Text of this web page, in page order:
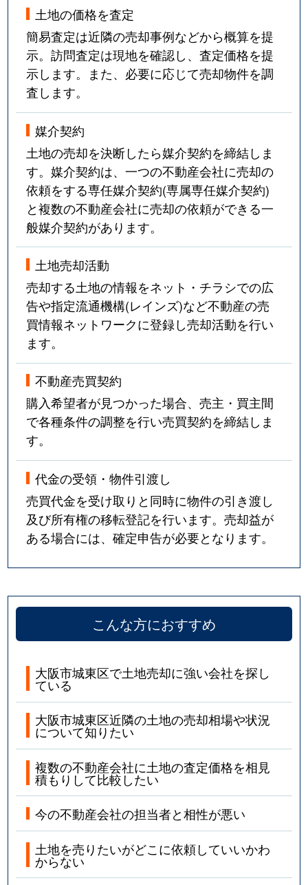
土地の価格を査定
簡易査定は近隣の売却事例などから概算を提
示。訪問査定は現地を確認し、査定価格を提
示します。また、必要に応じて売却物件を調
査します。
媒介契約
土地の売却を決断したら媒介契約を締結しま
す。媒介契約は、一つの不動産会社に売却の
依頼をする専任媒介契約(専属専任媒介契約)
と複数の不動産会社に売却の依頼ができる一
般媒介契約があります。
土地売却活動
売却する土地の情報をネット・チラシでの広
告や指定流通機構(レインズ)など不動産の売
買情報ネットワークに登録し売却活動を行い
ます。
不動産売買契約
購入希望者が見つかった場合、売主・買主間
で各種条件の調整を行い売買契約を締結しま
す。
代金の受領・物件引渡し
売買代金を受け取りと同時に物件の引き渡し
及び所有権の移転登記を行います。売却益が
ある場合には、確定申告が必要となります。
こんな方におすすめ
大阪市城東区で土地売却に強い会社を探し
ている
大阪市城東区近隣の土地の売却相場や状況
について知りたい
複数の不動産会社に土地の査定価格を相見
積もりして比較したい
今の不動産会社の担当者と相性が悪い
土地を売りたいがどこに依頼していいかわ
からない